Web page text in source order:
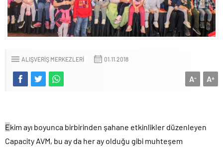
ALIŞVERIŞ MERKEZLERI 01.11.2018
A+
A-
Ekim ayı boyunca birbirinden şahane etkinlikler düzenleyen
Capacity AVM, bu ay da her ay olduğu gibi muhteşem